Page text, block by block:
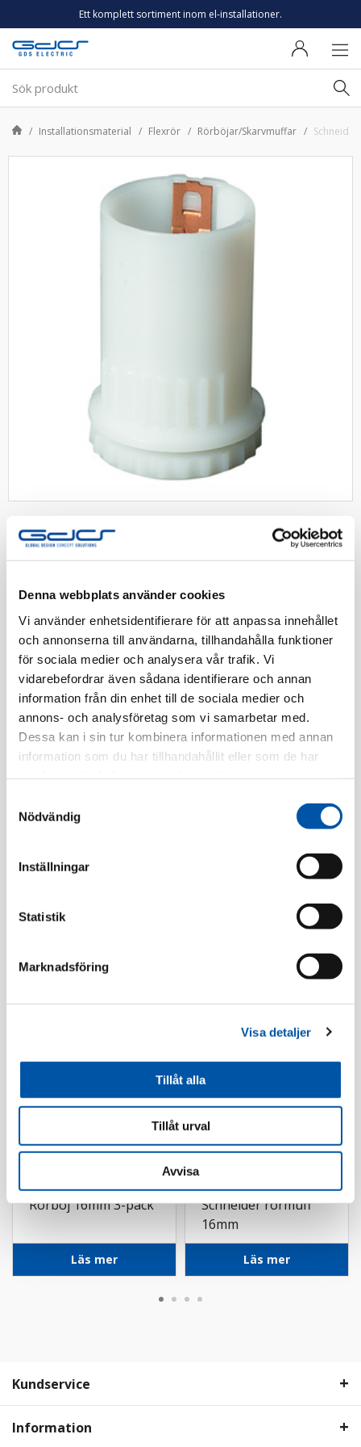
Denna webbplats använder cookies
Vi använder enhetsidentifierare för att anpassa innehållet
och annonserna till användarna, tillhandahålla funktioner
för sociala medier och analysera vår trafik. Vi
vidarebefordrar även sådana identifierare och annan
information från din enhet till de sociala medier och
annons- och analysföretag som vi samarbetar med.
Dessa kan i sin tur kombinera informationen med annan
information som du har tillhandahållit eller som de har
Nödvändig
Inställningar
Statistik
Marknadsföring
Visa detaljer
Tillåt alla
Tillåt urval
Avvisa
Ett komplett sortiment inom el-installationer.
Installationsmaterial Flexrör Rörböjar/Skarvmuffar
Dosa, Multifix, U56, tillbehör, rörmuff, 20mm, flexslang,
rör. Polarvit
Artnr:
1400172
EAN-kod:
3606485113258
Tillv. Artnr:
IMT36046
Finns i lager
Beskrivning
Rörböjar/Skarvmuffar
PM-flex
Rörböj 16mm 3-pack
Läs mer
Schneider
Schneider rörmuff
16mm
Läs mer
Kundservice
Information